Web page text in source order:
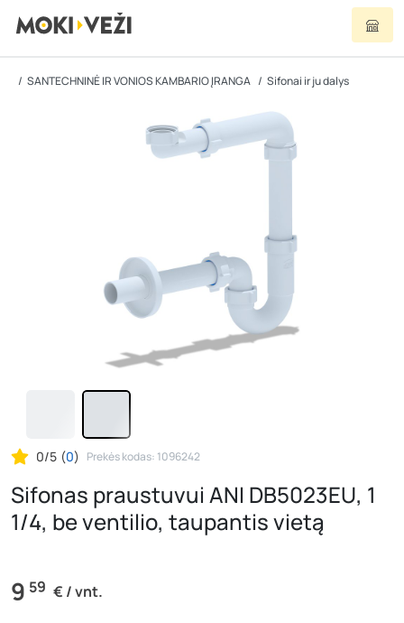
SANTECHNINĖ IR VONIOS KAMBARIO ĮRANGA Sifonai ir ju dalys
0/5 (0) Prekės kodas: 1096242
Sifonas praustuvui ANI DB5023EU, 1
1/4, be ventilio, taupantis vietą
9 59 € / vnt.